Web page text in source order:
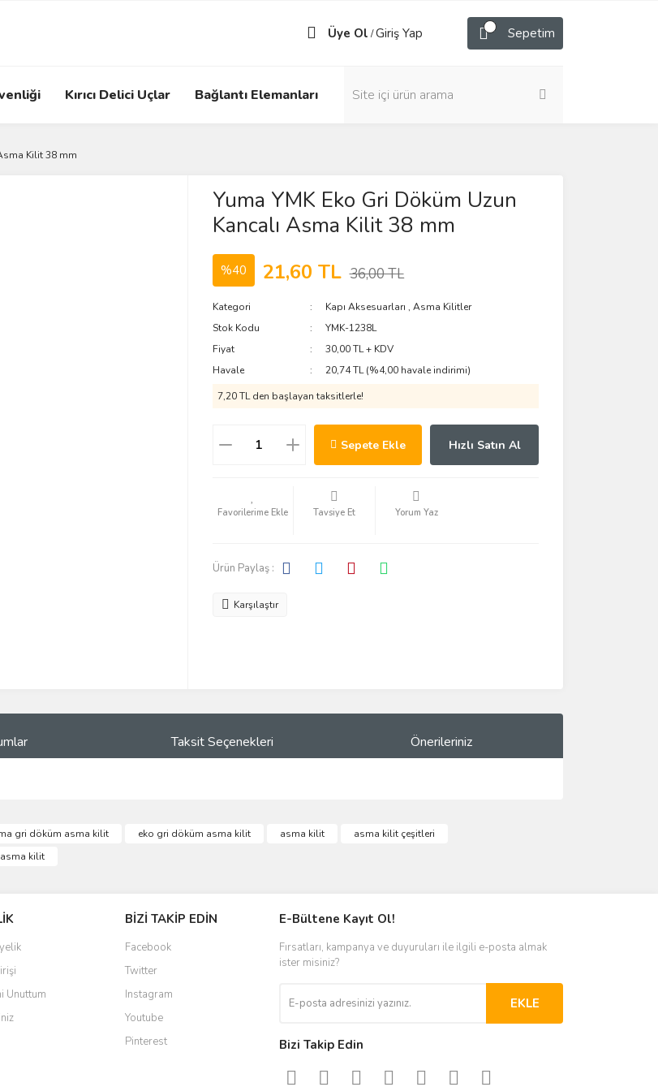
Üye Ol /Giriş Yap Sepetim
Kırıcı Delici Uçlar Bağlantı Elemanları
Kilit 38 mm
Yuma YMK Eko Gri Döküm Uzun
Kancalı Asma Kilit 38 mm
%40 21,60 TL 36,00 TL
Kategori Kapı Aksesuarları,Asma Kilitler
Stok Kodu
YMK-1238L
Fiyat
30,00 TL + KDV
Havale
20,74 TL (%4,00 havale indirimi)
7,20 TL den başlayan taksitlerle!
Sepete Ekle Hızlı Satın Al
Tavsiye Et Yorum Yaz
Ürün Paylaş :
Karşılaştır
Taksit Seçenekleri Önerileriniz
Bu ürüne ilk yorumu siz yapın!
gri döküm asma kilit eko gri döküm asma kilit asma kilit
asma kilit çeşitleri
kilit
Unuttum
BİZİ TAKİP EDİN
Facebook
Twitter
Instagram
Youtube
Pinterest
E-Bültene Kayıt Ol!
Fırsatları, kampanya ve duyuruları ile ilgili e-posta almak
ister misiniz?
EKLE
Bizi Takip Edin